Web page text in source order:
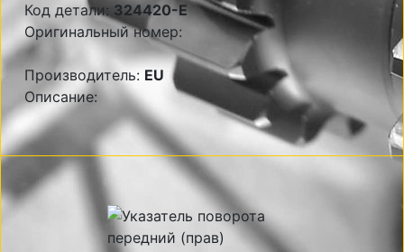
Код детали: 324420-E
Оригинальный номер:
Производитель: EU
Описание: